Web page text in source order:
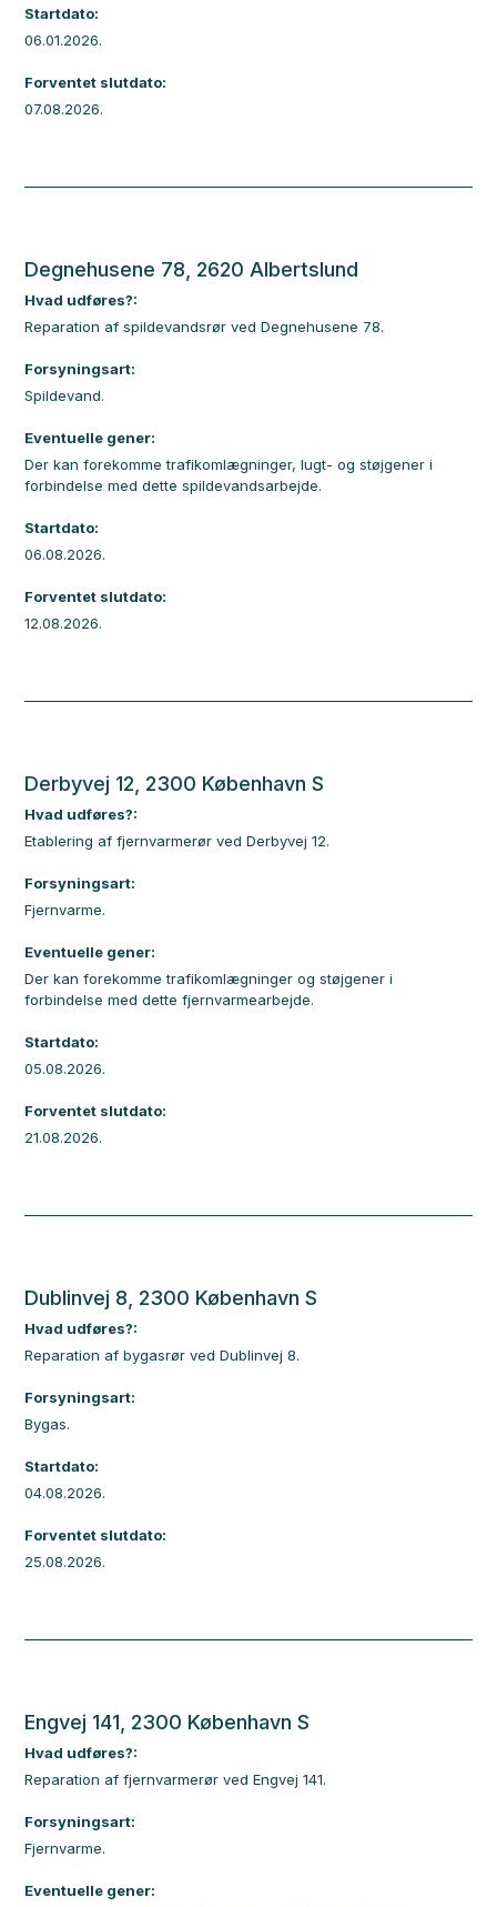
Startdato:
06.01.2026.
Forventet slutdato:
07.08.2026.
Degnehusene 78, 2620 Albertslund
Hvad udføres?:
Reparation af spildevandsrør ved Degnehusene 78.
Forsyningsart:
Spildevand.
Eventuelle gener:
Der kan forekomme trafikomlægninger, lugt- og støjgener i
forbindelse med dette spildevandsarbejde.
Startdato:
06.08.2026.
Forventet slutdato:
12.08.2026.
Derbyvej 12, 2300 København S
Hvad udføres?:
Etablering af fjernvarmerør ved Derbyvej 12.
Forsyningsart:
Fjernvarme.
Eventuelle gener:
Der kan forekomme trafikomlægninger og støjgener i
forbindelse med dette fjernvarmearbejde.
Startdato:
05.08.2026.
Forventet slutdato:
21.08.2026.
Dublinvej 8, 2300 København S
Hvad udføres?:
Reparation af bygasrør ved Dublinvej 8.
Forsyningsart:
Bygas.
Startdato:
04.08.2026.
Forventet slutdato:
25.08.2026.
Engvej 141, 2300 København S
Hvad udføres?:
Reparation af fjernvarmerør ved Engvej 141.
Forsyningsart:
Fjernvarme.
Eventuelle gener: